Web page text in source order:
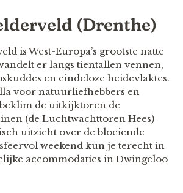
(Drenthe)
is West-Europa’s grootste natte
er langs tientallen vennen,
en eindeloze heidevlaktes.
voor natuurliefhebbers en
de uitkijktoren de
(de Luchtwachttoren Hees)
uitzicht over de bloeiende
weekend kun je terecht in
accommodaties in Dwingeloo